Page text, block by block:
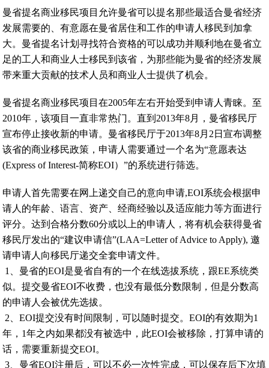
曼省提名商业移民项目允许曼省可以提名那些最适合曼省经济
发展需要的、有意愿在曼省居住和工作的申请人移民到加拿
大。曼省提名计划寻找符合资格的可以成功并顺利地在曼省立
足的工人和商业人士移民到该省，为那些能为曼省的经济发展
带来重大贡献的技术人员和商业人士提供了机会。
曼省提名商业移民项目在2005年左右开始受到申请人青睐。至
2010年，该项目一直非常热门。直到2013年8月，曼省移民厅
宣布停止接收新的申请。曼省移民厅于2013年8月2日宣布调整
该省的商业移民政策，申请人需要通过一个名为“意愿表达
(Express of Interest-简称EOI）”的系统进行筛选。
申请人首先需要在网上递交自己的意向申请,EOI系统会根据申
请人的年龄、语言、资产、经商经验以及适应能力等方面进行
评分。达到合格分数60分或以上的申请人，将有机会获得曼省
移民厅发出的“建议申请信”(LAA=Letter of Advice to Apply), 邀
请申请人向移民厅递交全套申请文件。
1、曼省的EOI是曼省自有的一个在线选拔系统，跟EE系统类
似。提交曼省EOI不收费，也没有最低分数限制，但是分数高
的申请人会被优先选拔。
2、EOI提交没有时间限制，可以随时提交。EOI的有效期为1
年，1年之内如果都没有被选中，此EOI会被移除，打算申请的
话，需要重新提交EOI。
3、曼省EOI注册后，可以不必一次性完成，可以保存后下次填